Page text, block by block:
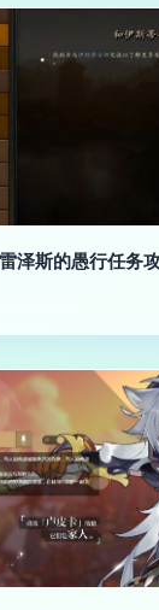
泽斯的愚行任